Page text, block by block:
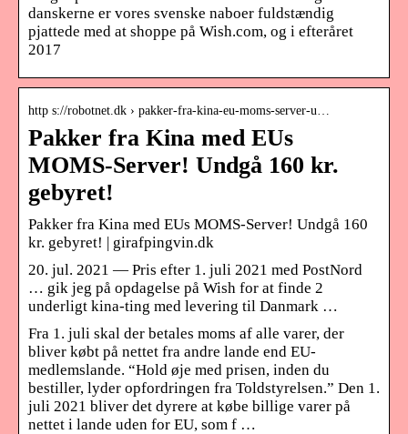
danskerne er vores svenske naboer fuldstændig
pjattede med at shoppe på Wish.com, og i efteråret
2017
http s://robotnet.dk › pakker-fra-kina-eu-moms-server-u…
Pakker fra Kina med EUs
MOMS-Server! Undgå 160 kr.
gebyret!
Pakker fra Kina med EUs MOMS-Server! Undgå 160
kr. gebyret! | girafpingvin.dk
20. jul. 2021 — ️Pris efter 1. juli 2021 med PostNord
… gik jeg på opdagelse på Wish for at finde 2
underligt kina-ting med levering til Danmark …
Fra 1. juli skal der betales moms af alle varer, der
bliver købt på nettet fra andre lande end EU-
medlemslande. “Hold øje med prisen, inden du
bestiller, lyder opfordringen fra Toldstyrelsen.” Den 1.
juli 2021 bliver det dyrere at købe billige varer på
nettet i lande uden for EU, som f …